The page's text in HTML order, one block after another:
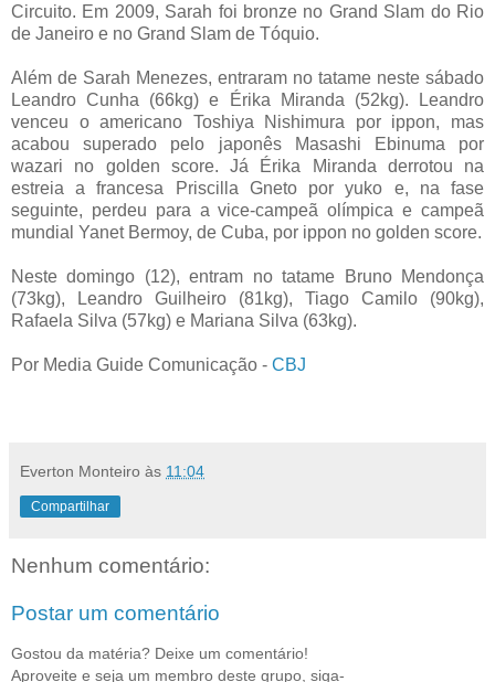
Circuito. Em 2009, Sarah foi bronze no Grand Slam do Rio
de Janeiro e no Grand Slam de Tóquio.
Além de Sarah Menezes, entraram no tatame neste sábado
Leandro Cunha (66kg) e Érika Miranda (52kg). Leandro
venceu o americano Toshiya Nishimura por ippon, mas
acabou superado pelo japonês Masashi Ebinuma por
wazari no golden score. Já Érika Miranda derrotou na
estreia a francesa Priscilla Gneto por yuko e, na fase
seguinte, perdeu para a vice-campeã olímpica e campeã
mundial Yanet Bermoy, de Cuba, por ippon no golden score.
Neste domingo (12), entram no tatame Bruno Mendonça
(73kg), Leandro Guilheiro (81kg), Tiago Camilo (90kg),
Rafaela Silva (57kg) e Mariana Silva (63kg).
Por Media Guide Comunicação - CBJ
Everton Monteiro às 11:04
Compartilhar
Nenhum comentário:
Postar um comentário
Gostou da matéria? Deixe um comentário!
Aproveite e seja um membro deste grupo, siga-